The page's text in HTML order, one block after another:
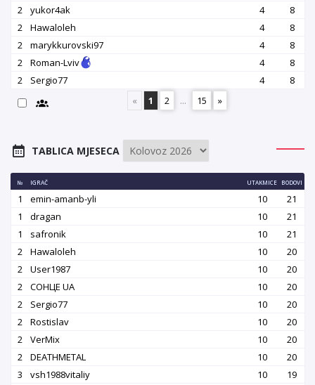
2
yukor4ak 4
8
2
Hawaloleh 4
8
2
marykkurovski97 4
8
2
Roman-Lviv 4
8
2
Sergio77 4
8
«
1 2 ... 15 »
TABLICA MJESECA
№ IGRAČ UTAKMICE BODOVI
1 emin-amanb-yli 10
21
1
dragan 10
21
1
safronik 10
21
2
Hawaloleh 10
20
2
User1987 10
20
2
СОНЦЕ UA 10
20
2
Sergio77 10
20
2
Rostislav 10
20
2
VerMix 10
20
2
DEATHMETAL 10
20
3
vsh1988vitaliy 10
19